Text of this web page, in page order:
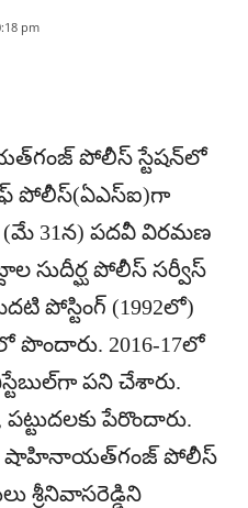
pm
పోలీస్ స్టేషన్‌లో
పోలీస్(ఏఎస్ఐ)గా
(మే 31న) పదవీ విరమణ
సుదీర్ఘ పోలీస్ సర్వీస్
పోస్టింగ్ (1992లో)
పొందారు. 2016-17లో
పని చేశారు.
పేరొందారు.
షాహినాయత్‌గంజ్ పోలీస్
శ్రీనివాసరెడ్డిని